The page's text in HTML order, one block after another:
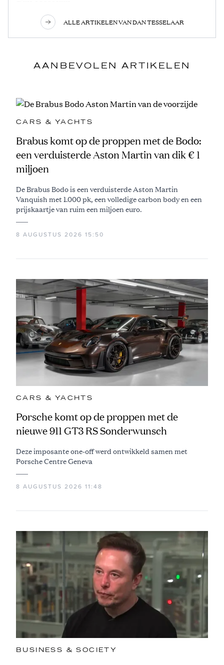
ALLE ARTIKELEN VAN DAN TESSELAAR
AANBEVOLEN ARTIKELEN
CARS & YACHTS
Brabus komt op de proppen met de Bodo:
een verduisterde Aston Martin van dik € 1
miljoen
De Brabus Bodo is een verduisterde Aston Martin
Vanquish met 1.000 pk, een volledige carbon body en een
prijskaartje van ruim een miljoen euro.
8 AUGUSTUS 2026 15:50
CARS & YACHTS
Porsche komt op de proppen met de
nieuwe 911 GT3 RS Sonderwunsch
Deze imposante one-off werd ontwikkeld samen met
Porsche Centre Geneva
8 AUGUSTUS 2026 11:48
BUSINESS & SOCIETY